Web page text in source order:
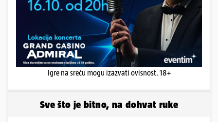
Igre na sreću mogu izazvati ovisnost. 18+
Sve što je bitno, na dohvat ruke